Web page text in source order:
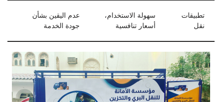
تطبيقات
نقل
سهولة الاستخدام،
أسعار تنافسية
عدم اليقين بشأن
جودة الخدمة